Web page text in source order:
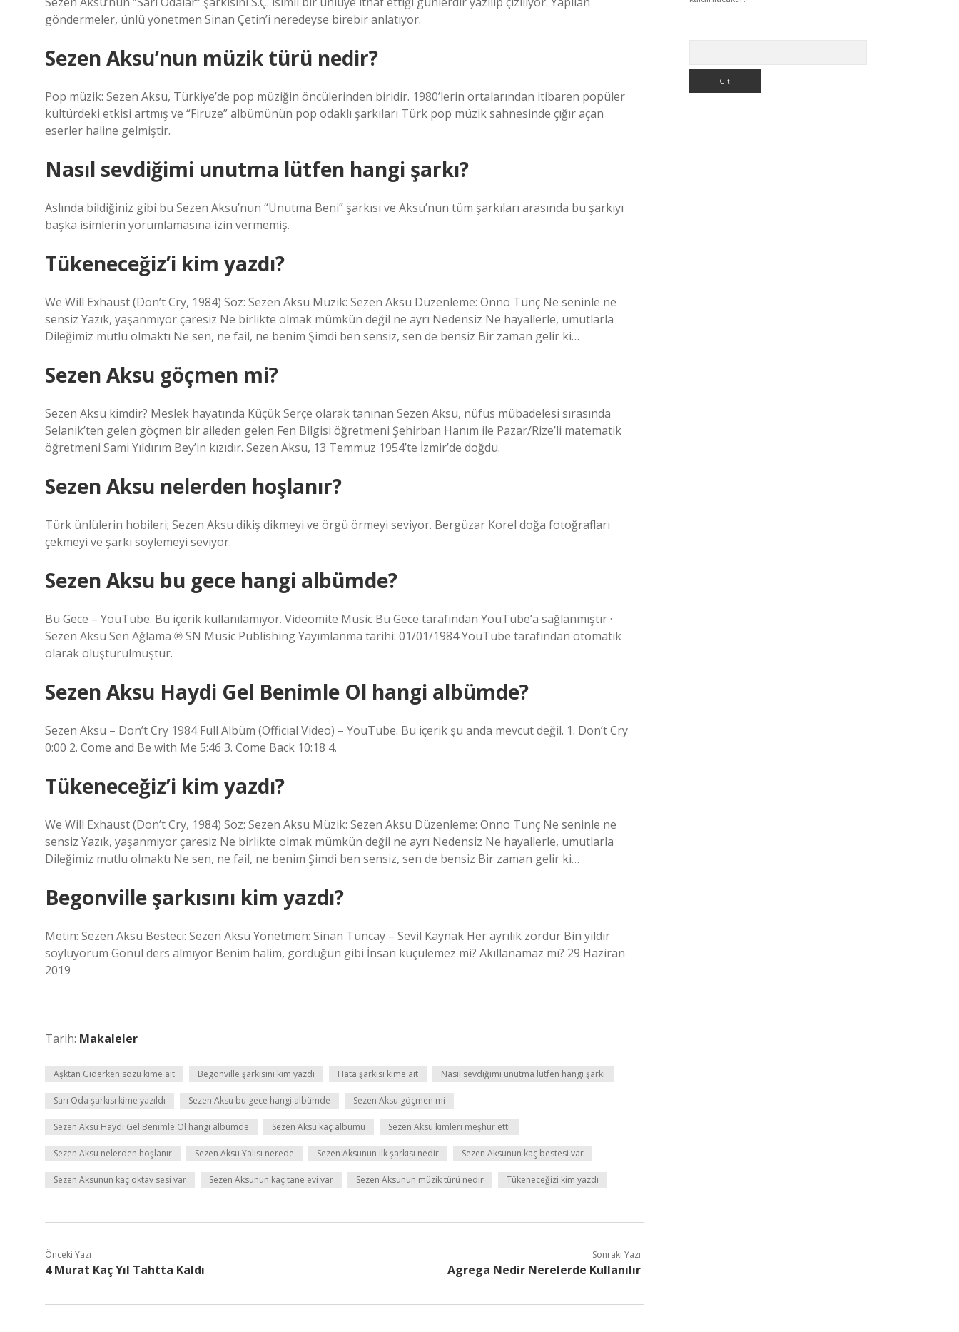
göndermeler, ünlü yönetmen Sinan Çetin’i neredeyse birebir anlatıyor.
Sezen Aksu’nun müzik türü nedir?
Pop müzik: Sezen Aksu, Türkiye’de pop müziğin öncülerinden biridir. 1980’lerin ortalarından itibaren popüler
kültürdeki etkisi artmış ve “Firuze” albümünün pop odaklı şarkıları Türk pop müzik sahnesinde çığır açan
eserler haline gelmiştir.
Nasıl sevdiğimi unutma lütfen hangi şarkı?
Aslında bildiğiniz gibi bu Sezen Aksu’nun “Unutma Beni” şarkısı ve Aksu’nun tüm şarkıları arasında bu şarkıyı
başka isimlerin yorumlamasına izin vermemiş.
Tükeneceğiz’i kim yazdı?
We Will Exhaust (Don’t Cry, 1984) Söz: Sezen Aksu Müzik: Sezen Aksu Düzenleme: Onno Tunç Ne seninle ne
sensiz Yazık, yaşanmıyor çaresiz Ne birlikte olmak mümkün değil ne ayrı Nedensiz Ne hayallerle, umutlarla
Dileğimiz mutlu olmaktı Ne sen, ne fail, ne benim Şimdi ben sensiz, sen de bensiz Bir zaman gelir ki…
Sezen Aksu göçmen mi?
Sezen Aksu kimdir? Meslek hayatında Küçük Serçe olarak tanınan Sezen Aksu, nüfus mübadelesi sırasında
Selanik’ten gelen göçmen bir aileden gelen Fen Bilgisi öğretmeni Şehirban Hanım ile Pazar/Rize’li matematik
öğretmeni Sami Yıldırım Bey’in kızıdır. Sezen Aksu, 13 Temmuz 1954’te İzmir’de doğdu.
Sezen Aksu nelerden hoşlanır?
Türk ünlülerin hobileri; Sezen Aksu dikiş dikmeyi ve örgü örmeyi seviyor. Bergüzar Korel doğa fotoğrafları
çekmeyi ve şarkı söylemeyi seviyor.
Sezen Aksu bu gece hangi albümde?
Bu Gece – YouTube. Bu içerik kullanılamıyor. Videomite Music Bu Gece tarafından YouTube’a sağlanmıştır ·
Sezen Aksu Sen Ağlama ℗ SN Music Publishing Yayımlanma tarihi: 01/01/1984 YouTube tarafından otomatik
olarak oluşturulmuştur.
Sezen Aksu Haydi Gel Benimle Ol hangi albümde?
Sezen Aksu – Don’t Cry 1984 Full Albüm (Official Video) – YouTube. Bu içerik şu anda mevcut değil. 1. Don’t Cry
0:00 2. Come and Be with Me 5:46 3. Come Back 10:18 4.
Tükeneceğiz’i kim yazdı?
We Will Exhaust (Don’t Cry, 1984) Söz: Sezen Aksu Müzik: Sezen Aksu Düzenleme: Onno Tunç Ne seninle ne
sensiz Yazık, yaşanmıyor çaresiz Ne birlikte olmak mümkün değil ne ayrı Nedensiz Ne hayallerle, umutlarla
Dileğimiz mutlu olmaktı Ne sen, ne fail, ne benim Şimdi ben sensiz, sen de bensiz Bir zaman gelir ki…
Begonville şarkısını kim yazdı?
Metin: Sezen Aksu Besteci: Sezen Aksu Yönetmen: Sinan Tuncay – Sevil Kaynak Her ayrılık zordur Bin yıldır
söylüyorum Gönül ders almıyor Benim halim, gördüğün gibi İnsan küçülemez mi? Akıllanamaz mı? 29 Haziran
2019
Tarih: Makaleler
Aşktan Giderken sözü kime ait Begonville şarkısını kim yazdı Hata şarkısı kime ait Nasıl sevdiğimi unutma lütfen hangi şarkı
Sarı Oda şarkısı kime yazıldı Sezen Aksu bu gece hangi albümde Sezen Aksu göçmen mi
Sezen Aksu Haydi Gel Benimle Ol hangi albümde Sezen Aksu kaç albümü Sezen Aksu kimleri meşhur etti
Sezen Aksu nelerden hoşlanır Sezen Aksu Yalısı nerede Sezen Aksunun ilk şarkısı nedir Sezen Aksunun kaç bestesi var
Sezen Aksunun kaç oktav sesi var Sezen Aksunun kaç tane evi var Sezen Aksunun müzik türü nedir Tükeneceğizi kim yazdı
Önceki Yazı
4 Murat Kaç Yıl Tahtta Kaldı
Sonraki Yazı
Agrega Nedir Nerelerde Kullanılır